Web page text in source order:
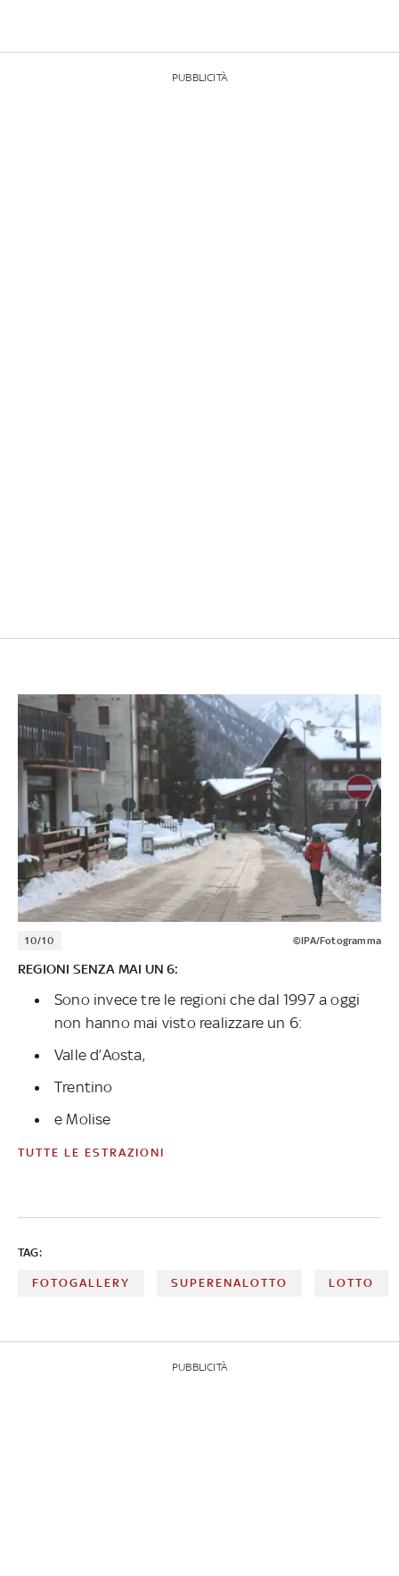
PUBBLICITÀ
10/10 ©IPA/Fotogramma
REGIONI SENZA MAI UN 6:
Sono invece tre le regioni che dal 1997 a oggi
non hanno mai visto realizzare un 6:
Valle d’Aosta,
Trentino
e Molise
TUTTE LE ESTRAZIONI
TAG:
FOTOGALLERY SUPERENALOTTO LOTTO
PUBBLICITÀ